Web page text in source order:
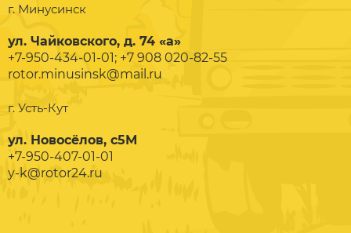
г. Минусинск
ул. Чайковского, д. 74 «а»
+7-950-434-01-01; +7 908 020-82-55
rotor.minusinsk@mail.ru
г. Усть-Кут
ул. Новосёлов, с5М
+7-950-407-01-01
y-k@rotor24.ru